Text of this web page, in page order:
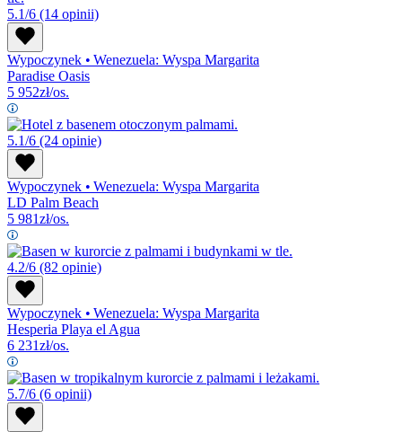
5.1/6 (14 opinii)
Wypoczynek • Wenezuela: Wyspa Margarita
Paradise Oasis
5 952zł/os.
5.1/6 (24 opinie)
Wypoczynek • Wenezuela: Wyspa Margarita
LD Palm Beach
5 981zł/os.
4.2/6 (82 opinie)
Wypoczynek • Wenezuela: Wyspa Margarita
Hesperia Playa el Agua
6 231zł/os.
5.7/6 (6 opinii)